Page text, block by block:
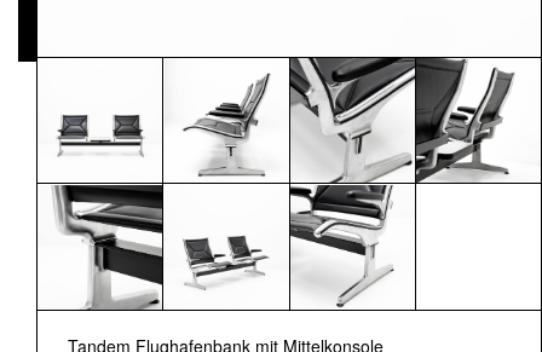
Tandem Flughafenbank mit Mittelkonsole